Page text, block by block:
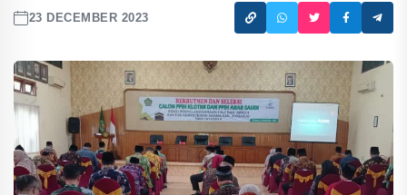
23 DECEMBER 2023